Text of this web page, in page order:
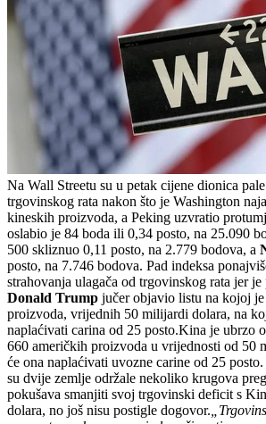
Na Wall Streetu su u petak cijene dionica
trgovinskog rata nakon što je Washington
kineskih proizvoda, a Peking uzvratio
oslabio je 84 boda ili 0,34 posto, na 25.090
500 skliznuo 0,11 posto, na 2.779 bodova, a
posto, na 7.746 bodova. Pad indeksa
strahovanja ulagača od trgovinskog rata jer
Donald Trump jučer objavio listu na kojoj
proizvoda, vrijednih 50 milijardi dolara, na
naplaćivati carina od 25 posto.Kina je ubrzo
660 američkih proizvoda u vrijednosti od 50
će ona naplaćivati uvozne carine od 25
su dvije zemlje održale nekoliko krugova
pokušava smanjiti svoj trgovinski deficit s
dolara, no još nisu postigle dogovor.